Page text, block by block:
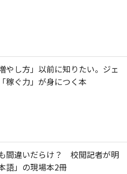
やし方」以前に知りたい。ジェ
稼ぐ力」が身につく本
間違いだらけ？ 校閲記者が明
語」の現場本2冊